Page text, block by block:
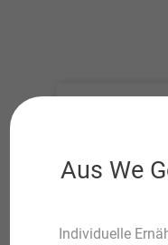
Aus We
Individuelle